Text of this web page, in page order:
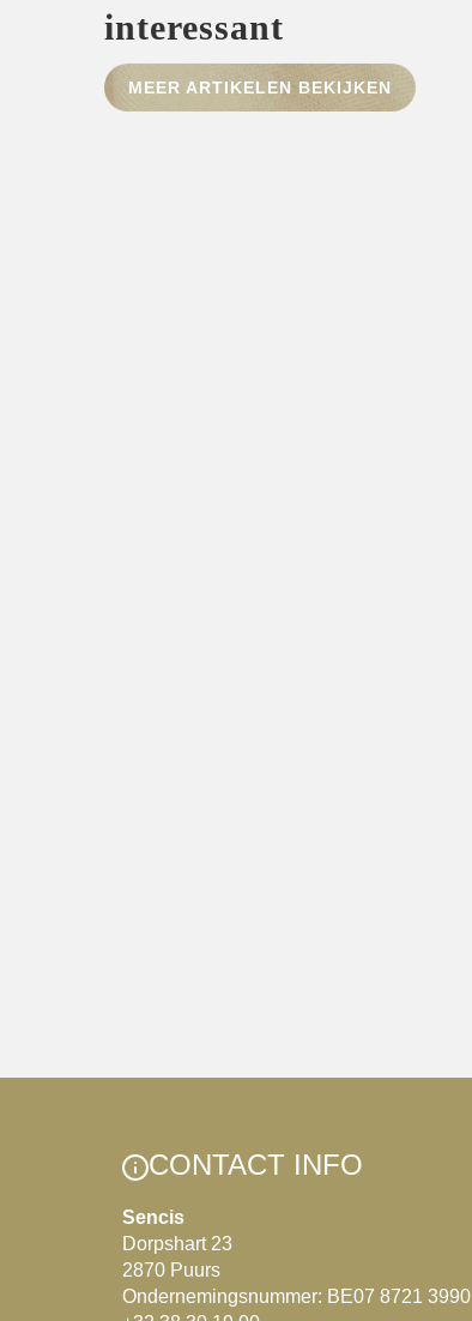
interessant
MEER ARTIKELEN BEKIJKEN
CONTACT INFO
Sencis
Dorpshart 23
2870 Puurs
Ondernemingsnummer: BE07 8721 3990